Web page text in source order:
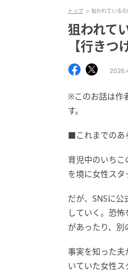
トップ 狙われている
狙われて
【行きつ
※このお話は作
す。
■これまでのあ
育児中のいち
を境に女性スタ
だが、SNSに
していく。恐
があったり、別
事実を知った夫
いていた女性